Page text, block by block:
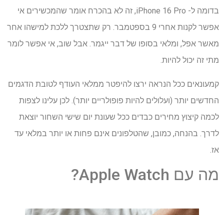
בדומה ל- iPhone 16 Pro, זה לא בהכרח אומר שהמכשירים אי
אפשר לקנות אחרי 9 בספטמבר. רק שתצטרך ללכת למישהו אחר
מאשר אפל, ומלאי בסופו של דבר ייגמר. אבל שוב, אי אפשר לומר
מתי זה יכול להיות.
קמעונאים ככל הנראה ירצו להיפטר ממלאי העודף לטובת הדגמים
החדשים יותר (ועלולים להיות פופולריים יותר). לכן עלינו לצפות
לכמה קיצוץ מחירים כבדים ככל שעונת יום שישי השחור יוצאת
לדרך. בהנחה, כמובן, שהטלפונים אינם פחות או יותר במלאי עד
אז.
מה עם Apple Watch?